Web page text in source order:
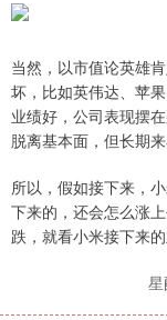
当然，以市值论英雄
坏，比如英伟达、苹
业绩好，公司表现摆
脱离基本面，但长期
所以，假如接下来，
下来的，还会怎么涨
跌，就看小米接下来
星